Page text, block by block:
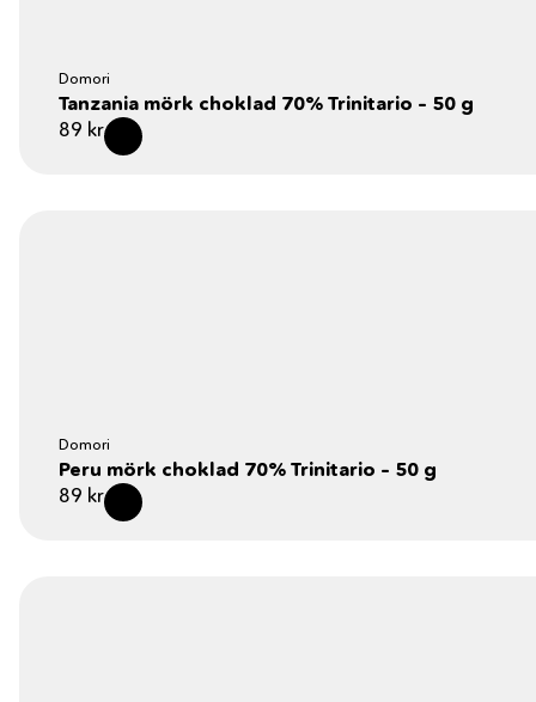
Domori
Tanzania mörk choklad 70% Trinitario – 50 g
89 kr
Domori
Peru mörk choklad 70% Trinitario – 50 g
89 kr